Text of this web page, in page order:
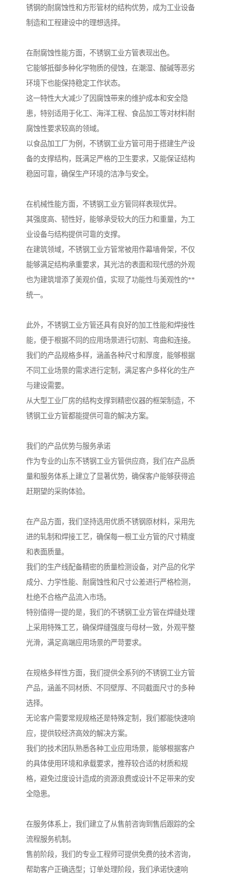
锈钢的耐腐蚀性和方形管材的结构优势，成为工业设备
制造和工程建设中的理想选择。
在耐腐蚀性能方面，不锈钢工业方管表现出色。
它能够抵御多种化学物质的侵蚀，在潮湿、酸碱等恶劣
环境下也能保持稳定工作状态。
这一特性大大减少了因腐蚀带来的维护成本和安全隐
患，特别适用于化工、海洋工程、食品加工等对材料耐
腐蚀性要求较高的领域。
以食品加工厂为例，不锈钢工业方管可用于搭建生产设
备的支撑结构，既满足严格的卫生要求，又能保证结构
稳固可靠，确保生产环境的洁净与安全。
在机械性能方面，不锈钢工业方管同样表现优异。
其强度高、韧性好，能够承受较大的压力和重量，为工
业设备与结构提供可靠的支撑。
在建筑领域，不锈钢工业方管常被用作幕墙骨架，不仅
能够满足结构承重要求，其光洁的表面和现代感的外观
也为建筑增添了美观价值，实现了功能性与美观性的**
统一。
此外，不锈钢工业方管还具有良好的加工性能和焊接性
能，便于根据不同的应用场景进行切割、弯曲和连接。
我们的产品规格多样，涵盖各种尺寸和厚度，能够根据
不同工业场景的需求进行定制，满足客户多样化的生产
与建设需要。
从大型工业厂房的结构支撑到精密仪器的框架制造，不
锈钢工业方管都能提供可靠的解决方案。
我们的产品优势与服务承诺
作为专业的山东不锈钢工业方管供应商，我们在产品质
量和服务体系上建立了显著优势，确保客户能够获得追
赶期望的采购体验。
在产品方面，我们坚持选用优质不锈钢原材料，采用先
进的轧制和焊接工艺，确保每一根工业方管的尺寸精度
和表面质量。
我们的生产线配备精密的质量检测设备，对产品的化学
成分、力学性能、耐腐蚀性和尺寸公差进行严格检测，
杜绝不合格产品流入市场。
特别值得一提的是，我们的不锈钢工业方管在焊缝处理
上采用特殊工艺，确保焊缝强度与母材一致，外观平整
光滑，满足高端应用场景的严苛要求。
在规格多样性方面，我们提供全系列的不锈钢工业方管
产品，涵盖不同材质、不同壁厚、不同截面尺寸的多种
选择。
无论客户需要常规规格还是特殊定制，我们都能快速响
应，提供较经济高效的解决方案。
我们的技术团队熟悉各种工业应用场景，能够根据客户
的具体使用环境和承载要求，推荐较合适的材质和规
格，避免过度设计造成的资源浪费或设计不足带来的安
全隐患。
在服务体系上，我们建立了从售前咨询到售后跟踪的全
流程服务机制。
售前阶段，我们的专业工程师可提供免费的技术咨询，
帮助客户正确选型；订单处理阶段，我们承诺快速响